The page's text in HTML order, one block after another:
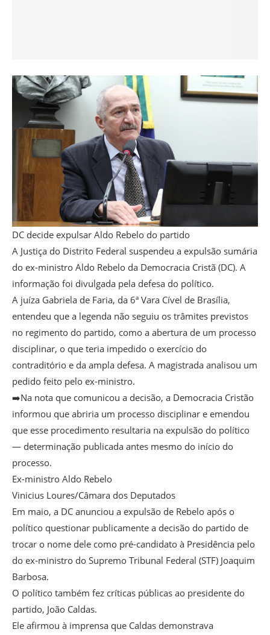
DC decide expulsar Aldo Rebelo do partido
A Justiça do Distrito Federal suspendeu a expulsão sumária
do ex-ministro Aldo Rebelo da Democracia Cristã (DC). A
informação foi divulgada pela defesa do político.
A juíza Gabriela de Faria, da 6ª Vara Cível de Brasília,
entendeu que a legenda não seguiu os trâmites previstos
no regimento do partido, como a abertura de um processo
disciplinar, o que teria impedido o exercício do
contraditório e da ampla defesa. A magistrada analisou um
pedido feito pelo ex-ministro.
➡️Na nota que comunicou a decisão, a Democracia Cristão
informou que abriria um processo disciplinar e emendou
que esse procedimento resultaria na expulsão do político
— determinação publicada antes mesmo do início do
processo.
Ex-ministro Aldo Rebelo
Vinicius Loures/Câmara dos Deputados
Em maio, a DC anunciou a expulsão de Rebelo após o
político questionar publicamente a decisão do partido de
trocar o nome dele como pré-candidato à Presidência pelo
do ex-ministro do Supremo Tribunal Federal (STF) Joaquim
Barbosa.
O político também fez críticas públicas ao presidente do
partido, João Caldas.
Ele afirmou à imprensa que Caldas demonstrava